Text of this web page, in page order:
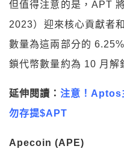
但值得注意的是，APT
2023）迎來核心貢獻者
數量為這兩部分的
鎖代幣數量約為 10 月解
延伸閱讀： 注意！Aptos
勿存提$APT
Apecoin (APE)